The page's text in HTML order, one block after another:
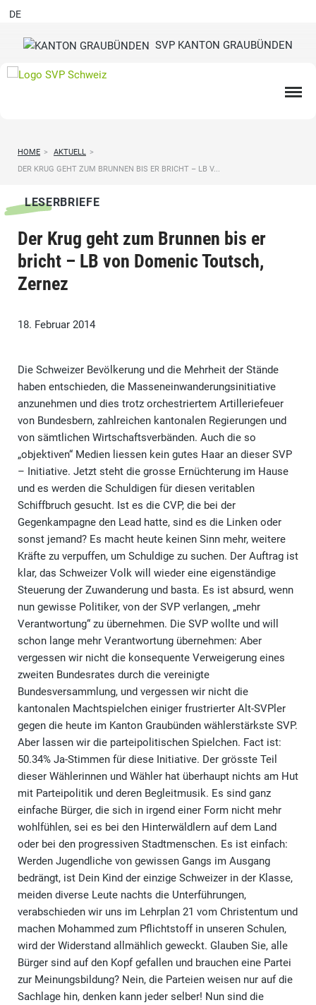
SVP KANTON GRAUBÜNDEN
DE
HOME > AKTUELL >
DER KRUG GEHT ZUM BRUNNEN BIS ER BRICHT – LB V...
LESERBRIEFE
Der Krug geht zum Brunnen bis er
bricht – LB von Domenic Toutsch,
Zernez
18. Februar 2014
Die Schweizer Bevölkerung und die Mehrheit der Stände
haben entschieden, die Masseneinwanderungsinitiative
anzunehmen und dies trotz orchestriertem Artilleriefeuer
von Bundesbern, zahlreichen kantonalen Regierungen und
von sämtlichen Wirtschaftsverbänden. Auch die so
„objektiven“ Medien liessen kein gutes Haar an dieser SVP
– Initiative. Jetzt steht die grosse Ernüchterung im Hause
und es werden die Schuldigen für diesen veritablen
Schiffbruch gesucht. Ist es die CVP, die bei der
Gegenkampagne den Lead hatte, sind es die Linken oder
sonst jemand? Es macht heute keinen Sinn mehr, weitere
Kräfte zu verpuffen, um Schuldige zu suchen. Der Auftrag ist
klar, das Schweizer Volk will wieder eine eigenständige
Steuerung der Zuwanderung und basta. Es ist absurd, wenn
nun gewisse Politiker, von der SVP verlangen, „mehr
Verantwortung“ zu übernehmen. Die SVP wollte und will
schon lange mehr Verantwortung übernehmen: Aber
vergessen wir nicht die konsequente Verweigerung eines
zweiten Bundesrates durch die vereinigte
Bundesversammlung, und vergessen wir nicht die
kantonalen Machtspielchen einiger frustrierter Alt-SVPler
gegen die heute im Kanton Graubünden wählerstärkste SVP.
Aber lassen wir die parteipolitischen Spielchen. Fact ist:
50.34% Ja-Stimmen für diese Initiative. Der grösste Teil
dieser Wählerinnen und Wähler hat überhaupt nichts am Hut
mit Parteipolitik und deren Begleitmusik. Es sind ganz
einfache Bürger, die sich in irgend einer Form nicht mehr
wohlfühlen, sei es bei den Hinterwäldlern auf dem Land
oder bei den progressiven Stadtmenschen. Es ist einfach:
Werden Jugendliche von gewissen Gangs im Ausgang
bedrängt, ist Dein Kind der einzige Schweizer in der Klasse,
meiden diverse Leute nachts die Unterführungen,
verabschieden wir uns im Lehrplan 21 vom Christentum und
machen Mohammed zum Pflichtstoff in unseren Schulen,
wird der Widerstand allmählich geweckt. Glauben Sie, alle
Bürger sind auf den Kopf gefallen und brauchen eine Partei
zur Meinungsbildung? Nein, die Parteien weisen nur auf die
Sachlage hin, denken kann jeder selber! Nun sind die